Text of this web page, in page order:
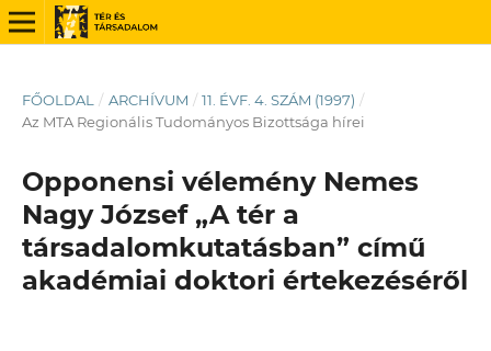
FŐOLDAL / ARCHÍVUM / 11. ÉVF. 4. SZÁM (1997) /
Az MTA Regionális Tudományos Bizottsága hírei
Opponensi vélemény Nemes
Nagy József „A tér a
társadalomkutatásban” című
akadémiai doktori értekezéséről